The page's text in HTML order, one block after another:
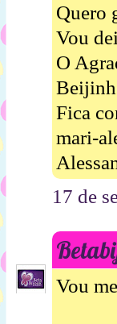
Quero
Vou
O
Fica
mari-
17 de
Vou